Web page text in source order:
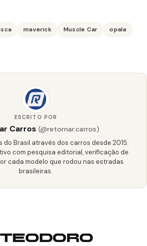
maverick Muscle Car
opala
ESCRITO POR
Carros (@retornar.carros)
do Brasil através dos carros desde 2015.
com pesquisa editorial, verificação de
cada modelo que rodou nas estradas
brasileiras.